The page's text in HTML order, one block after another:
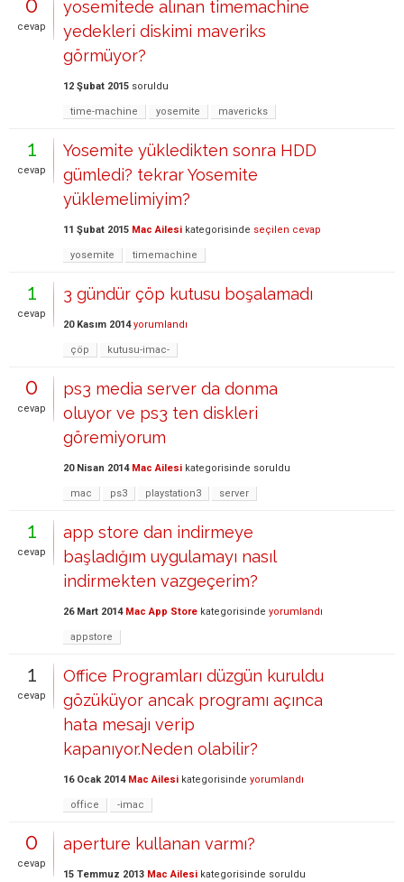
cevap
yosemitede alınan timemachine
yedekleri diskimi maveriks
görmüyor?
12 Şubat 2015 soruldu
time-machine yosemite mavericks
1
cevap
Yosemite yükledikten sonra HDD
gümledi? tekrar Yosemite
yüklemelimiyim?
11 Şubat 2015 Mac Ailesi kategorisinde seçilen cevap
yosemite timemachine
1
cevap
3 gündür çöp kutusu boşalamadı
20 Kasım 2014 yorumlandı
çöp kutusu-imac-
0
cevap
ps3 media server da donma
oluyor ve ps3 ten diskleri
göremiyorum
20 Nisan 2014 Mac Ailesi kategorisinde soruldu
mac ps3 playstation3 server
1
cevap
app store dan indirmeye
başladığım uygulamayı nasıl
indirmekten vazgeçerim?
26 Mart 2014 Mac App Store kategorisinde yorumlandı
appstore
1
cevap
Office Programları düzgün kuruldu
gözüküyor ancak programı açınca
hata mesajı verip
kapanıyor.Neden olabilir?
16 Ocak 2014 Mac Ailesi kategorisinde yorumlandı
office -imac
0
cevap
aperture kullanan varmı?
15 Temmuz 2013 Mac Ailesi kategorisinde soruldu